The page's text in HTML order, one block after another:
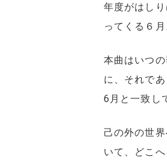
年度がはし
ってくる６
本曲はいつ
に、それで
6月と一致し
己の外の世
いて、どこ